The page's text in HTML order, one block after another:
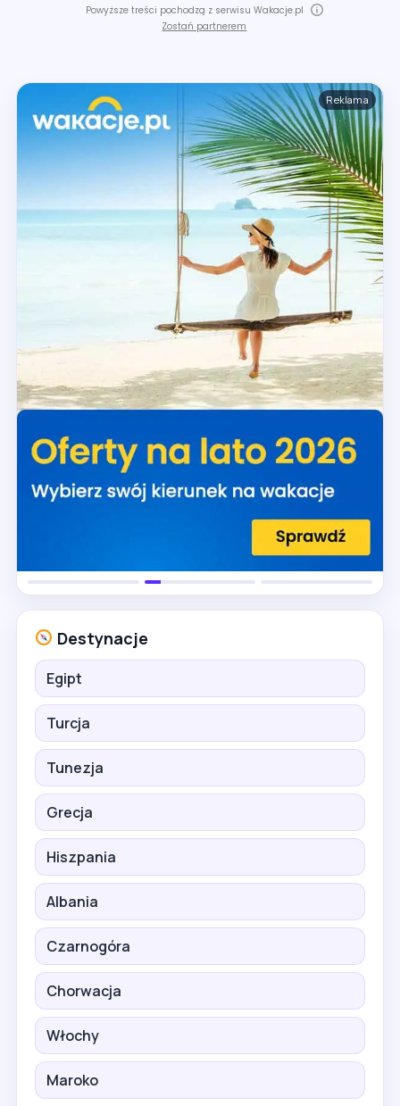
Powyższe treści pochodzą z serwisu Wakacje.pl
Zostań partnerem
Reklama
Destynacje
Egipt
Turcja
Tunezja
Grecja
Hiszpania
Albania
Czarnogóra
Chorwacja
Włochy
Maroko